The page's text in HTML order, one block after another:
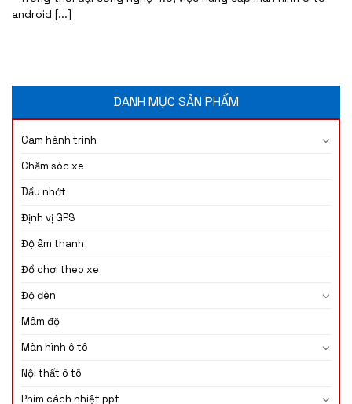
android [...]
DANH MỤC SẢN PHẨM
Cam hành trình
Chăm sóc xe
Dầu nhớt
Định vị GPS
Độ âm thanh
Đồ chơi theo xe
Độ đèn
Mâm độ
Màn hình ô tô
Nội thất ô tô
Phim cách nhiệt ppf